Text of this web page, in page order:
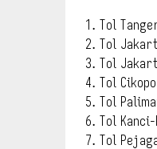
1. Tol
2. Tol
3. Tol
4. Tol
5. Tol
6. Tol
7. Tol